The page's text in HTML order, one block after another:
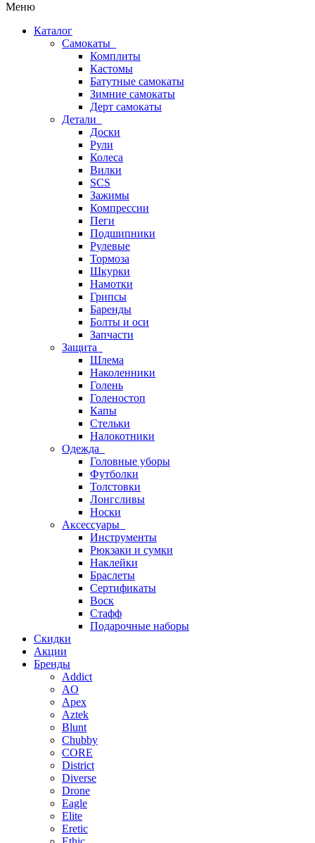
Меню
Каталог
Самокаты
Комплиты
Кастомы
Батутные самокаты
Зимние самокаты
Дерт самокаты
Детали
Доски
Рули
Колеса
Вилки
SCS
Зажимы
Компрессии
Пеги
Подшипники
Рулевые
Тормоза
Шкурки
Намотки
Грипсы
Баренды
Болты и оси
Запчасти
Защита
Шлема
Наколенники
Голень
Голеностоп
Капы
Стельки
Налокотники
Одежда
Головные уборы
Футболки
Толстовки
Лонгсливы
Носки
Аксессуары
Инструменты
Рюкзаки и сумки
Наклейки
Браслеты
Сертификаты
Воск
Стафф
Подарочные наборы
Скидки
Акции
Бренды
Addict
AO
Apex
Aztek
Blunt
Chubby
CORE
District
Diverse
Drone
Eagle
Elite
Eretic